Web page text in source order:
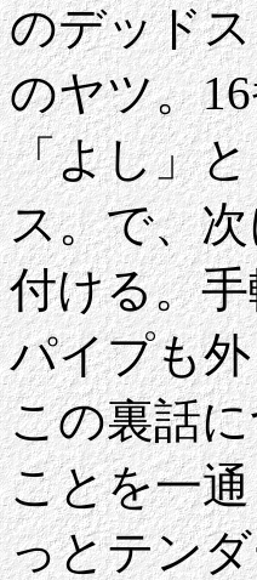
のデッド
のヤツ。
「よし」
ス。で、
付ける。
パイプも
この裏話
ことを一
っとテン